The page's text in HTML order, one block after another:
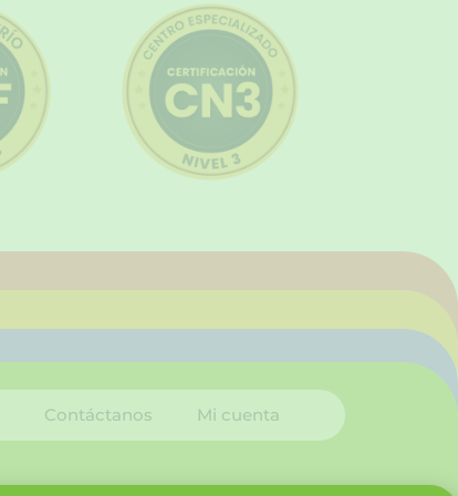
Contáctanos Mi cuenta
L